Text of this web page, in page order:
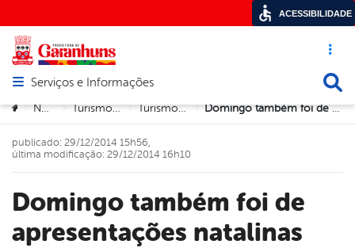
Acesso
Abrir menu principal de navegação
Serviços e Informações
Você está aqui:
> Notícias > Turismo e Cultura > Turismo e Cultura > Domingo também foi de apresentações natalinas
Domingo também foi de
apresentações natalinas
publicado: 29/12/2014 15h56,
última modificação: 29/12/2014 16h10
ACESSIBILIDADE